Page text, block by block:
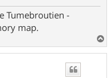
Tumebroutien -
map.
a
u